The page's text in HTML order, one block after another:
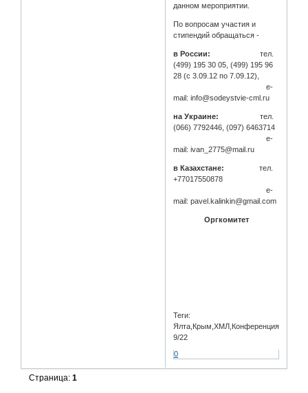
данном мероприятии.
По вопросам участия и
стипендий обращаться -
в России: тел.
(499) 195 30 05, (499) 195 96
28 (с 3.09.12 по 7.09.12),
e-
mail: info@sodeystvie-cml.ru
на Украине: тел.
(066) 7792446, (097) 6463714
e-
mail: ivan_2775@mail.ru
в Казахстане:
тел.
+77017550878
e-
mail: pavel.kalinkin@gmail.com
Оргкомитет
Теги:
9/22
0
Страница:1